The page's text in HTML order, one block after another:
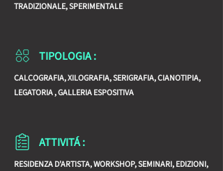
esperienze personali, così da poter fornire a
possibile di tutte le sue forme.
TRADIZIONALE, SPERIMENTALE
TIPOLOGIA :
CALCOGRAFIA, XILOGRAFIA, SERIGRAFIA, CIANOTIPIA,
LEGATORIA , GALLERIA ESPOSITIVA
ATTIVITÁ :
RESIDENZA D'ARTISTA, WORKSHOP, SEMINARI, EDIZIONI,